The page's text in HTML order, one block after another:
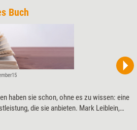
Buch
haben sie schon, ohne es zu wissen: eine
die sie anbieten. Mark Leiblein,